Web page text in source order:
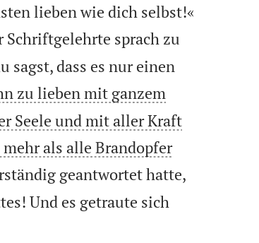
lieben wie dich selbst!«
Schriftgelehrte sprach zu
sagst, dass es nur einen
zu lieben mit ganzem
Seele und mit aller Kraft
als alle Brandopfer
geantwortet hatte,
Und es getraute sich